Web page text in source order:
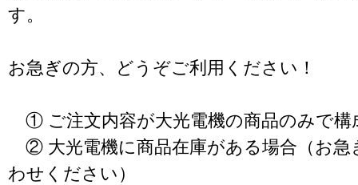
す。
お急ぎの方、どうぞご利用ください！
① ご注文内容が大光電機の商品のみで構
② 大光電機に商品在庫がある場合（お急
わせください）